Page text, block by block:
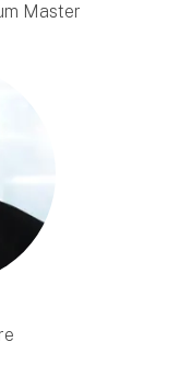
Master